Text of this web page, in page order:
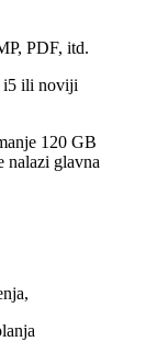
PDF, itd.
i5 ili noviji
120 GB
nalazi glavna